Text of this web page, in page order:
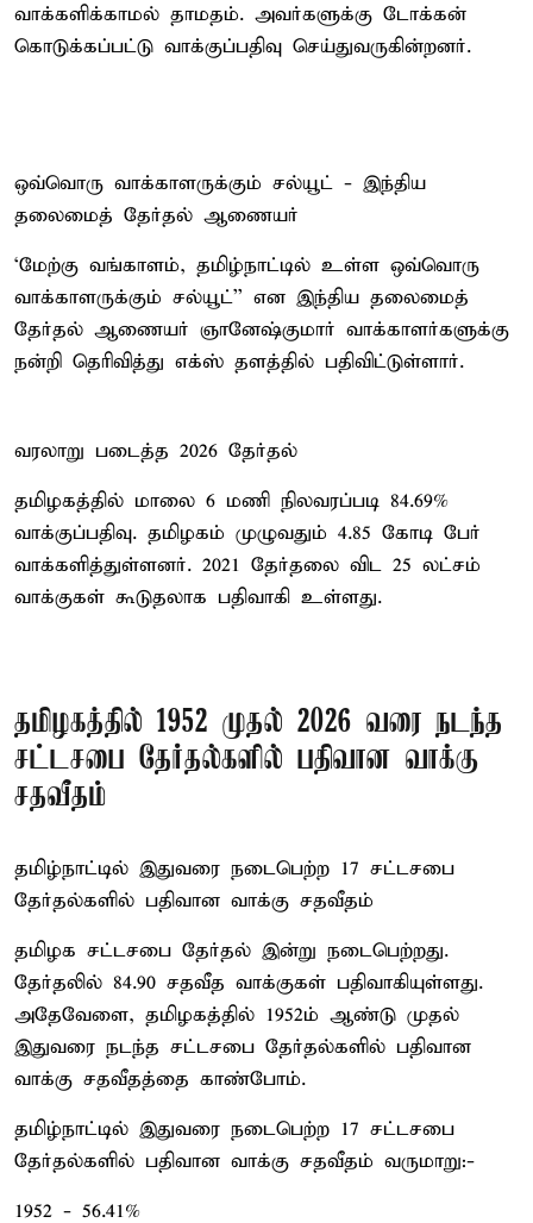
வாக்களிக்காமல் தாமதம். அவர்களுக்கு டோக்கன்
கொடுக்கப்பட்டு வாக்குப்பதிவு செய்துவருகின்றனர்.
ஒவ்வொரு வாக்காளருக்கும் சல்யூட் - இந்திய
தலைமைத் தேர்தல் ஆணையர்
‘மேற்கு வங்காளம், தமிழ்நாட்டில் உள்ள ஒவ்வொரு
வாக்காளருக்கும் சல்யூட்'' என இந்திய தலைமைத்
தேர்தல் ஆணையர் ஞானேஷ்குமார் வாக்காளர்களுக்கு
நன்றி தெரிவித்து எக்ஸ் தளத்தில் பதிவிட்டுள்ளார்.
வரலாறு படைத்த 2026 தேர்தல்
தமிழகத்தில் மாலை 6 மணி நிலவரப்படி 84.69%
வாக்குப்பதிவு. தமிழகம் முழுவதும் 4.85 கோடி பேர்
வாக்களித்துள்ளனர். 2021 தேர்தலை விட 25 லட்சம்
வாக்குகள் கூடுதலாக பதிவாகி உள்ளது.
தமிழகத்தில் 1952 முதல் 2026 வரை நடந்த
சட்டசபை தேர்தல்களில் பதிவான வாக்கு
சதவீதம்
தமிழ்நாட்டில் இதுவரை நடைபெற்ற 17 சட்டசபை
தேர்தல்களில் பதிவான வாக்கு சதவீதம்
தமிழக சட்டசபை தேர்தல் இன்று நடைபெற்றது.
தேர்தலில் 84.90 சதவீத வாக்குகள் பதிவாகியுள்ளது.
அதேவேளை, தமிழகத்தில் 1952ம் ஆண்டு முதல்
இதுவரை நடந்த சட்டசபை தேர்தல்களில் பதிவான
வாக்கு சதவீதத்தை காண்போம்.
தமிழ்நாட்டில் இதுவரை நடைபெற்ற 17 சட்டசபை
தேர்தல்களில் பதிவான வாக்கு சதவீதம் வருமாறு:-
1952 - 56.41%